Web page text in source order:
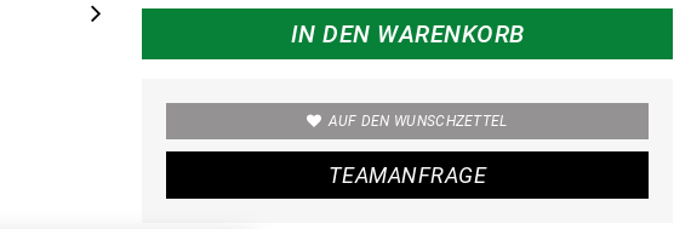
IN DEN WARENKORB
AUF DEN WUNSCHZETTEL
TEAMANFRAGE